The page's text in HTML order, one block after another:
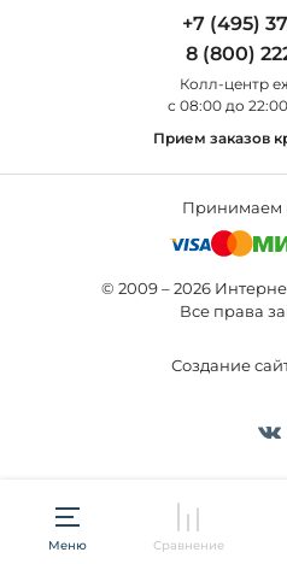
Уличные светильники
+7 (495)
8 (800)
Колл-центр
с 08:00 до
Прием заказов
Принимаем
© 2009 – 2026
Все права
Создание
Меню Сравнение